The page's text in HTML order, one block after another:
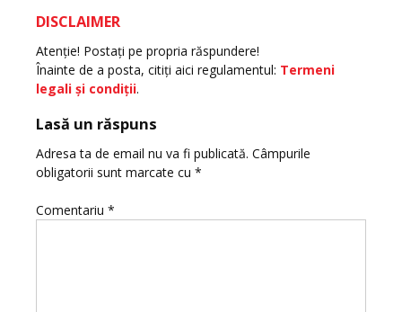
DISCLAIMER
Atenţie! Postaţi pe propria răspundere!
Înainte de a posta, citiţi aici regulamentul: Termeni
legali şi condiţii.
Lasă un răspuns
Adresa ta de email nu va fi publicată. Câmpurile
obligatorii sunt marcate cu *
Comentariu *